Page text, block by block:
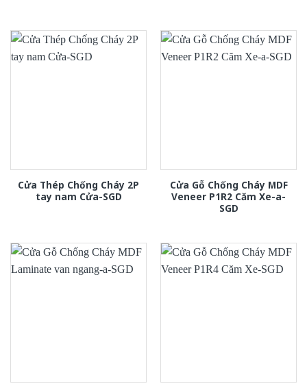
Cửa Thép Chống Cháy 2P
tay nam Cửa-SGD
Cửa Gỗ Chống Cháy MDF
Veneer P1R2 Căm Xe-a-
SGD